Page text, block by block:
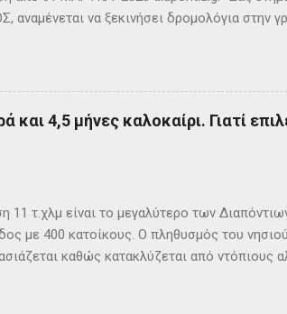
αναμένεται να ξεκινήσει δρομολόγια
και 4,5 μήνες καλοκαίρι. Γιατί
11 τ.χλμ είναι το μεγαλύτερο των
με 400 κατοίκους. Ο πληθυσμός του
καθώς κατακλύζεται από ντόπιους
στα Αυλάκια, ένα όρμο κοντά στη παραλία